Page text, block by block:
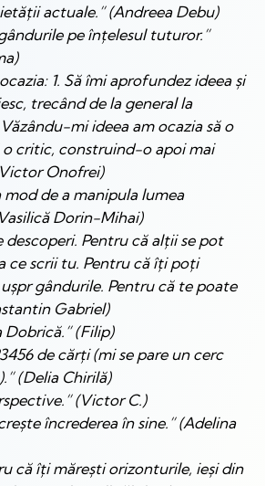
actuale.” (Andreea Debu)
pe înțelesul tuturor.”
1. Să îmi aprofundez ideea și
trecând de la general la
mi ideea am ocazia să o
o critic, construind-o apoi mai
Onofrei)
mod de a manipula lumea
Dorin-Mihai)
descoperi. Pentru că alții se pot
ce scrii tu. Pentru că îți poți
gândurile. Pentru că te poate
Gabriel)
Dobrică.” (Filip)
de cărți (mi se pare un cerc
(Delia Chirilă)
(Victor C.)
încrederea în sine.” (Adelina
că îți mărești orizonturile, ieși din